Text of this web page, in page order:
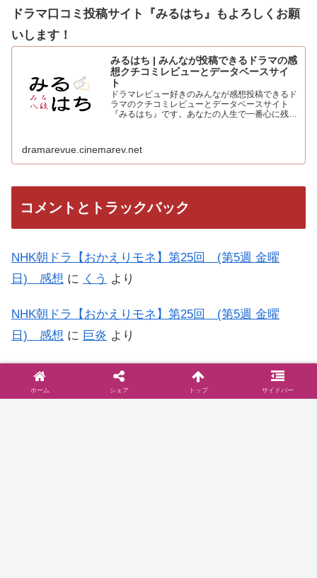
ドラマ口コミ投稿サイト『みるはち』もよろしくお願
いします！
みるはち | みんなが投稿できるドラマの感
想クチコミレビューとデータベースサイ
ト
ドラマレビュー好きのみんなが感想投稿できるド
ラマのクチコミレビューとデータベースサイト
『みるはち』です。あなたの人生で一番心に残っ
dramarevue.cinemarev.net
コメントとトラックバック
NHK朝ドラ【おかえりモネ】第25回 (第5週 金曜
日) 感想 に くう より
NHK朝ドラ【おかえりモネ】第25回 (第5週 金曜
日) 感想 に 巨炎 より
NHK朝ドラ【おかえりモネ】第15回 (第3週 金曜
日) 感想
もう…何がなんだか日記
ホーム シェア トップ サイドバー